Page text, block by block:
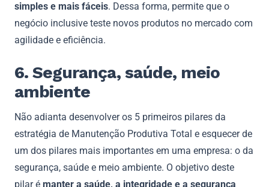
simples e mais fáceis. Dessa forma, permite que o
negócio inclusive teste novos produtos no mercado com
agilidade e eficiência.
6. Segurança, saúde, meio
ambiente
Não adianta desenvolver os 5 primeiros pilares da
estratégia de Manutenção Produtiva Total e esquecer de
um dos pilares mais importantes em uma empresa: o da
segurança, saúde e meio ambiente. O objetivo deste
pilar é manter a saúde, a integridade e a segurança